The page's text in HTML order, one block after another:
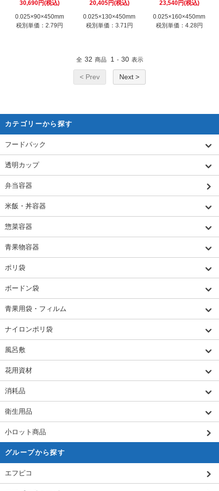
30,690円(税込)
0.025×90×450mm
税別単価：2.79円
20,405円(税込)
0.025×130×450mm
税別単価：3.71円
23,540円(税込)
0.025×160×450mm
税別単価：4.28円
全 32 商品 1 - 30 表示
< Prev Next >
カテゴリーから探す
フードパック
透明カップ
弁当容器
米飯・丼容器
惣菜容器
青果物容器
ポリ袋
ボードン袋
青果用袋・フィルム
ナイロンポリ袋
風呂敷
花用資材
消耗品
衛生用品
小ロット商品
グループから探す
エフピコ